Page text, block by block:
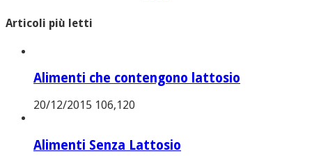
Articoli più letti
Alimenti che contengono lattosio
20/12/2015 106,120
Alimenti Senza Lattosio